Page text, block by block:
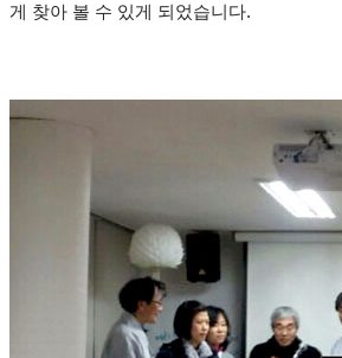
게 찾아 볼 수 있게 되었습니다.